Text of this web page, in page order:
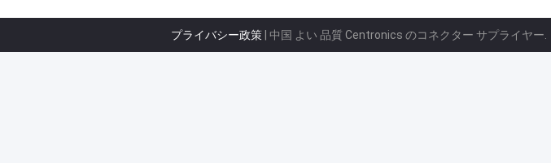
プライバシー政策| 中国 よい 品質 Centronics のコネクター サプライヤー.